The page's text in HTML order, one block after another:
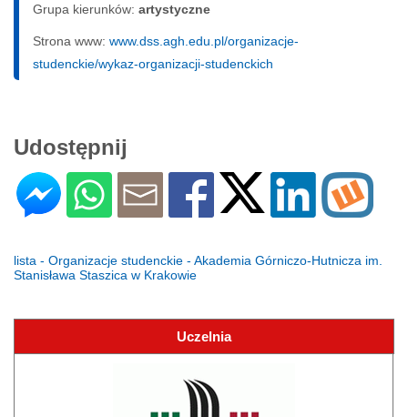
Grupa kierunków: artystyczne
Strona www: www.dss.agh.edu.pl/organizacje-
studenckie/wykaz-organizacji-studenckich
Udostępnij
lista - Organizacje studenckie - Akademia Górniczo-Hutnicza im.
Stanisława Staszica w Krakowie
Uczelnia